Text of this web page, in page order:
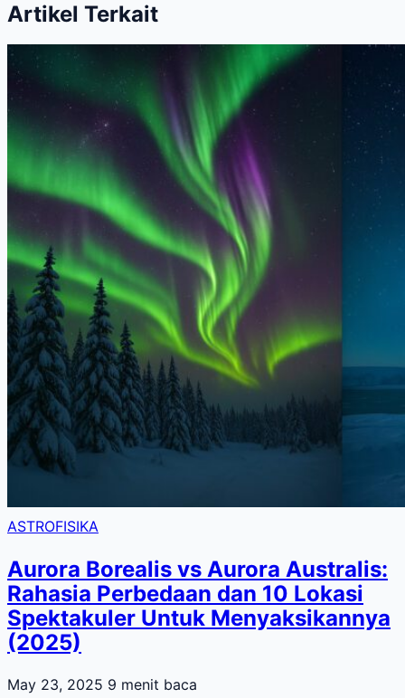
Artikel Terkait
ASTROFISIKA
Aurora Borealis vs Aurora Australis:
Rahasia Perbedaan dan 10 Lokasi
Spektakuler Untuk Menyaksikannya
(2025)
May 23, 2025 9 menit baca